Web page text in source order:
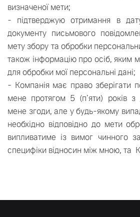
визначеної мети;
- підтверджую отримання в
документу письмового
мету збору та обробки
також інформацію про осіб, яким
для обробки мої персональні дані;
- Компанія має право зберігати
мене протягом 5 (п’яти) років з
мене згоди, але у будь-якому
необхідно відповідно до мети
випливатиме із вимог чинного
специфіки відносин між мною, та